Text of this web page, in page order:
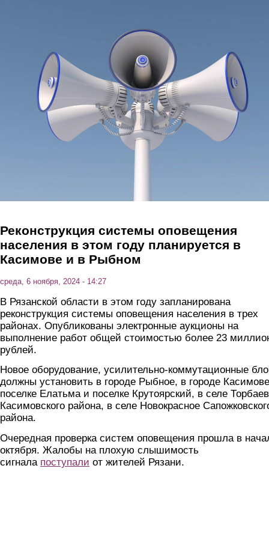
Реконструкция системы оповещения
населения в этом году планируется в
Касимове и в Рыбном
среда, 6 ноября, 2024 - 14:27
В Рязанской области в этом году запланирована
реконструкция системы оповещения населения в трех
районах. Опубликованы электронные аукционы на
выполнение работ общей стоимостью более 23
рублей.
Новое оборудование, усилительно-коммутационные
должны установить в городе Рыбное, в городе
поселке Елатьма и поселке Крутоярский, в селе
Касимовского района, в селе Новокрасное
района.
Очередная проверка систем оповещения прошла в
октября. Жалобы на плохую слышимость
сигнала поступали от жителей Рязани.